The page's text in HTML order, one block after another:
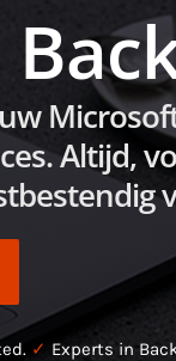
Altijd,
✓ Experts in